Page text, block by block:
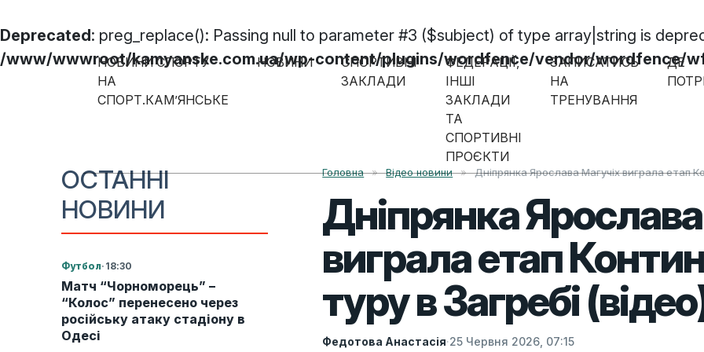
Deprecated: preg_replace(): Passing null to parameter #3 ($subject) of type array|string is
/www/wwwroot/kamyanske.com.ua/wp-content/plugins/wordfence/vendor/wordfence/
Skip to content
НОВИНИ СПОРТУ
НА
СПОРТ.КАМ’ЯНСЬКЕ
НОВИНИ
СПОРТИВНІ
ЗАКЛАДИ
ФЕДЕРАЦІЇ,
ІНШІ
ЗАКЛАДИ
ТА
СПОРТИВНІ
ПРОЄКТИ
ЗАПИСАТИСЬ
НА
ТРЕНУВАННЯ
ДЕ
ОСТАННІ
НОВИНИ
Футбол· 18:30
Матч “Чорноморець” –
“Колос” перенесено через
російську атаку стадіону в
Одесі
Головна » Відео новини » Дніпрянка Ярослава Магучіх виграла етап
Дніпрянка
виграла етап
туру в Загребі
Федотова Анастасія·25 Червня 2026, 07:15